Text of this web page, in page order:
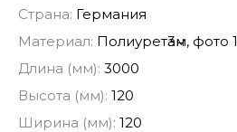
Страна: Германия
Материал: Полиуретан
Длина (мм): 3000
Высота (мм): 120
Ширина (мм): 120